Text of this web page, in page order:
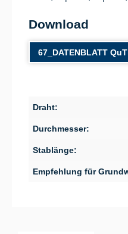
Download
67_DATENBLATT
Draht:
Durchmesser:
Stablänge:
Empfehlung für